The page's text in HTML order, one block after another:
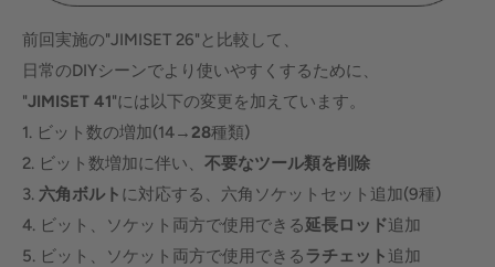
前回実施の"JIMISET 26"と比較して、
日常のDIYシーンでより使いやすくするために、
"JIMISET 41"には以下の変更を加えています。
1. ビット数の増加(14→28種類)
2. ビット数増加に伴い、 不要なツール類を削除
3. 六角ボルト に対応する、六角ソケットセット追加(9種)
4. ビット、ソケット両方で使用できる延長ロッド追加
5. ビット、ソケット両方で使用できる ラチェット 追加